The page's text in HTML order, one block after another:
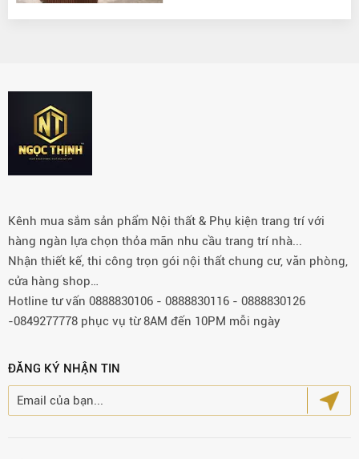
Kênh mua sắm sản phẩm Nội thất & Phụ kiện trang trí với
hàng ngàn lựa chọn thỏa mãn nhu cầu trang trí nhà...
Nhận thiết kế, thi công trọn gói nội thất chung cư, văn phòng,
cửa hàng shop…
Hotline tư vấn 0888830106 - 0888830116 - 0888830126
-0849277778 phục vụ từ 8AM đến 10PM mỗi ngày
ĐĂNG KÝ NHẬN TIN